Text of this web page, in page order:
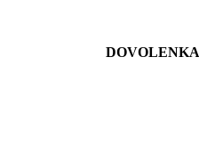
DOVOLENKA